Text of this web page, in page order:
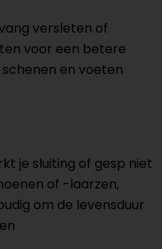
versleten of
voor een betere
en voeten
je sluiting of gesp niet
of -laarzen,
om de levensduur